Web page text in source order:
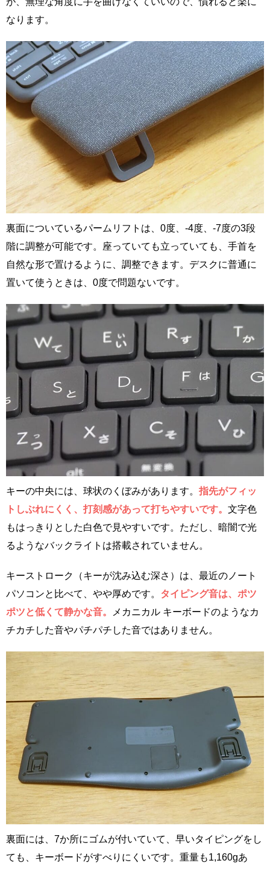
なります。
裏面についているパームリフトは、0度、-4度、-7度の3段
階に調整が可能です。座っていても立っていても、手首を
自然な形で置けるように、調整できます。デスクに普通に
置いて使うときは、0度で問題ないです。
キーの中央には、球状のくぼみがあります。 指先がフィッ
トしぶれにくく、打刻感があって打ちやすいです。 文字色
もはっきりとした白色で見やすいです。ただし、暗闇で光
るようなバックライトは搭載されていません。
キーストローク（キーが沈み込む深さ）は、最近のノート
パソコンと比べて、やや厚めです。
タイピング音は、ポツ
ポツと低くて静かな音。
メカニカル キーボードのようなカ
チカチした音やパチパチした音ではありません。
裏面には、7か所にゴムが付いていて、早いタイピングをし
ても、キーボードがすべりにくいです。重量も1,160gあ